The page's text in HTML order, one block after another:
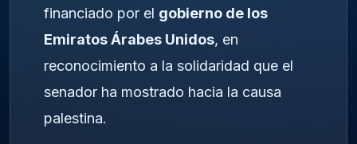
financiado por el gobierno de los
Emiratos Árabes Unidos, en
reconocimiento a la solidaridad que el
senador ha mostrado hacia la causa
palestina.